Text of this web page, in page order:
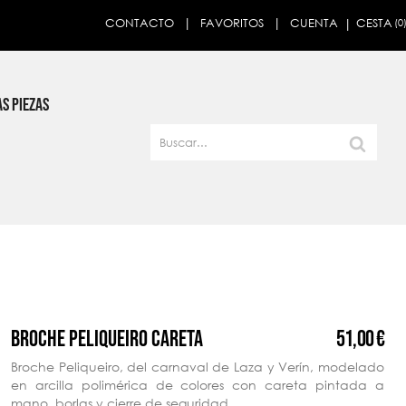
CONTACTO FAVORITOS CUENTA CESTA(0)
PIEZAS
BROCHE PELIQUEIRO CARETA 51,00 €
Broche Peliqueiro, del carnaval de Laza y Verín, modelado
en arcilla polimérica de colores con careta pintada a
×